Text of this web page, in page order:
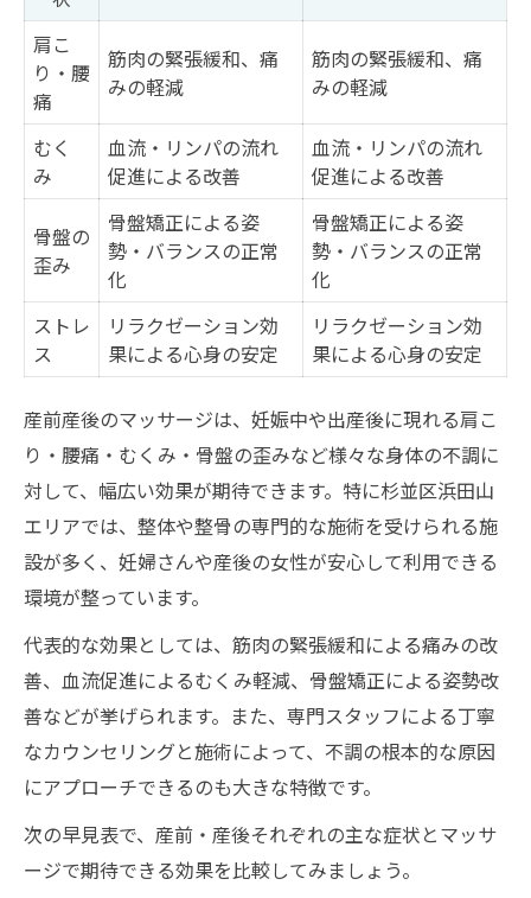
骨盤ケアで産後の不調を軽減する方法
セルフケアで毎日を快適に過ごすコツ
骨盤矯正を受けるタイミングと注意点
産後ケアマッサージの効果を高める習慣
心身を整えるマッサージで毎日を快適に
心身リフレッシュに役立つ施術メニュー比
較
産前産後ケアでストレスを軽減する方法
疲れた身体と心を癒すマッサージの魅力
産前産後の女性におすすめのリフレッシュ
法
忙しい育児中も叶う安心のリラクゼーション体
験
育児中におすすめのリラクゼーション施術
一覧
短時間でも実感できる産前産後マッサージ
子連れでも安心して通える工夫とは
出張マッサージで自宅ケアを実現
産後ママに嬉しいリフレッシュ体験
肩こ
り・腰
痛
筋肉の緊張緩和、痛
みの軽減
筋肉の緊張緩和、痛
みの軽減
むく
み
血流・リンパの流れ
促進による改善
血流・リンパの流れ
促進による改善
骨盤の
歪み
骨盤矯正による姿
勢・バランスの正常
化
骨盤矯正による姿
勢・バランスの正常
化
ストレ
ス
リラクゼーション効
果による心身の安定
リラクゼーション効
果による心身の安定
産前産後のマッサージは、妊娠中や出産後に現れる肩こ
り・腰痛・むくみ・骨盤の歪みなど様々な身体の不調に
対して、幅広い効果が期待できます。特に杉並区浜田山
エリアでは、整体や整骨の専門的な施術を受けられる施
設が多く、妊婦さんや産後の女性が安心して利用できる
環境が整っています。
代表的な効果としては、筋肉の緊張緩和による痛みの改
善、血流促進によるむくみ軽減、骨盤矯正による姿勢改
善などが挙げられます。また、専門スタッフによる丁寧
なカウンセリングと施術によって、不調の根本的な原因
にアプローチできるのも大きな特徴です。
次の早見表で、産前・産後それぞれの主な症状とマッサ
ージで期待できる効果を比較してみましょう。